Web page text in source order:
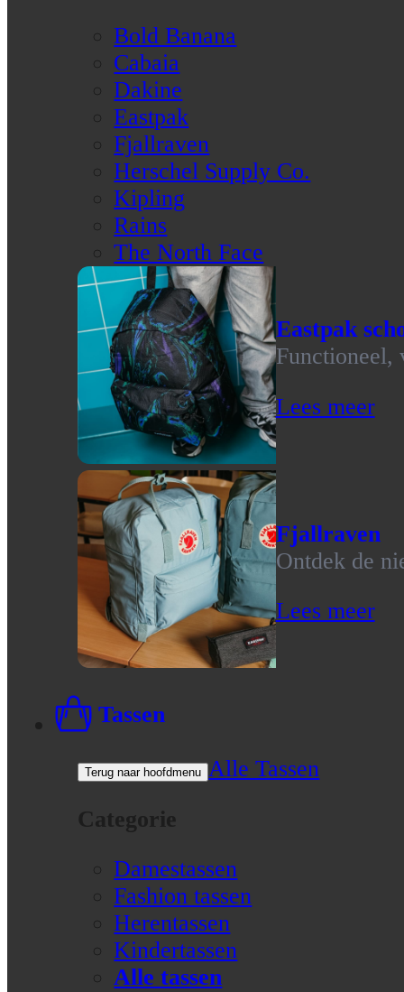
Bold Banana
Cabaia
Dakine
Eastpak
Fjallraven
Herschel Supply Co.
Kipling
Rains
The North Face
Eastpak
Functioneel,
Lees meer
Fjallraven
Ontdek de
Lees meer
Tassen
Terug naar hoofdmenu Alle Tassen
Categorie
Damestassen
Fashion tassen
Herentassen
Kindertassen
Alle tassen